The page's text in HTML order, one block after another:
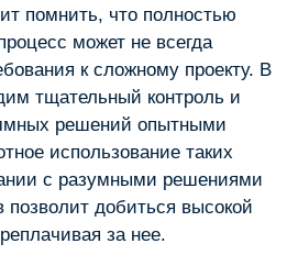
помнить, что полностью
может не всегда
к сложному проекту. В
тщательный контроль и
решений опытными
использование таких
с разумными решениями
добиться высокой
за нее.